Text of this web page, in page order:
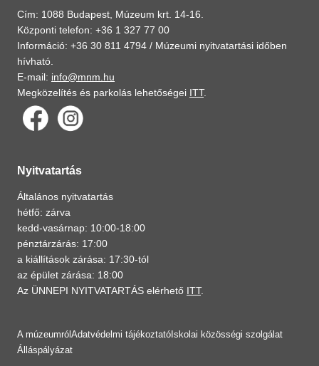
Cím: 1088 Budapest, Múzeum krt. 14-16.
Központi telefon: +36 1 327 77 00
Információ: +36 30 811 4794 / Múzeumi nyitvatartási időben
hívható.
E-mail: info@mnm.hu
Megközelítés és parkolás lehetőségei ITT.
Nyitvatartás
Általános nyitvatartás
hétfő: zárva
kedd-vasárnap: 10:00-18:00
pénztárzárás: 17:00
a kiállítások zárása: 17:30-tól
az épület zárása: 18:00
Az ÜNNEPI NYITVATARTÁS elérhető ITT.
A múzeumról Adatvédelmi tájékoztató Iskolai közösségi szolgálat
Álláspályázat